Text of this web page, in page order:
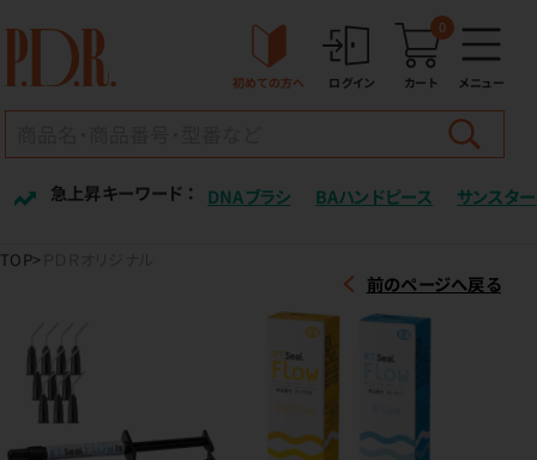
初めての方へ ログイン カート
0
メニュー
急上昇キーワード ： DNAブラシ BAハンドピース サンスター
TOP
前のページへ戻る